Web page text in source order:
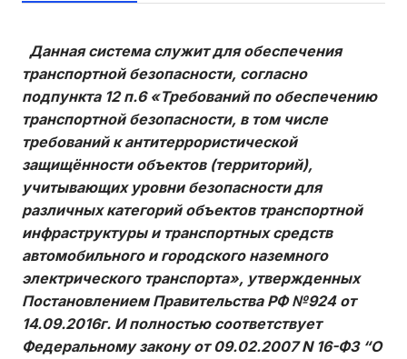
Данная система служит для обеспечения
транспортной безопасности, согласно
подпункта 12 п.6 «Требований по обеспечению
транспортной безопасности, в том числе
требований к антитеррористической
защищённости объектов (территорий),
учитывающих уровни безопасности для
различных категорий объектов транспортной
инфраструктуры и транспортных средств
автомобильного и городского наземного
электрического транспорта», утвержденных
Постановлением Правительства РФ №924 от
14.09.2016г. И полностью соответствует
Федеральному закону от 09.02.2007 N 16-ФЗ “О